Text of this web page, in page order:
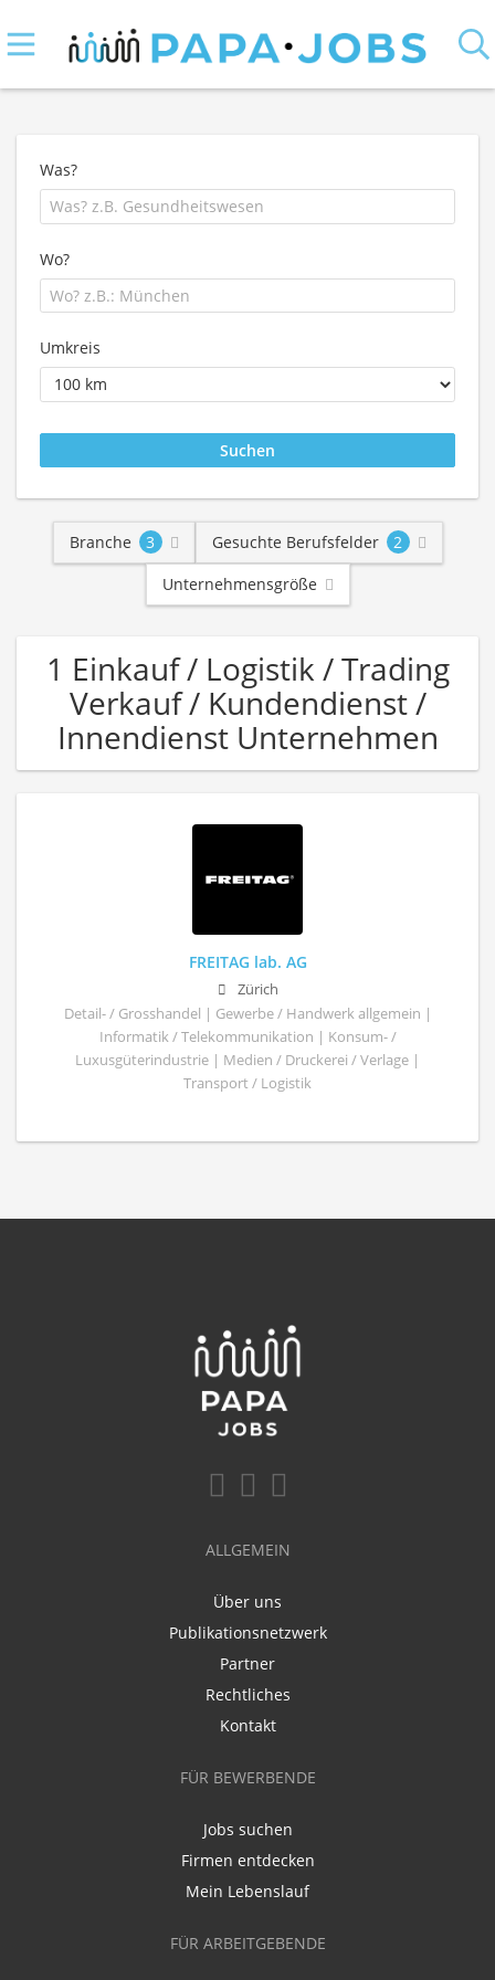
Was?
Wo?
Umkreis
Branche 3 Gesuchte Berufsfelder
2
Unternehmensgröße
1 Einkauf / Logistik / Trading
Verkauf / Kundendienst /
Innendienst Unternehmen
FREITAG lab. AG
Zürich
Detail- / Grosshandel | Gewerbe / Handwerk allgemein |
Informatik / Telekommunikation | Konsum- /
Luxusgüterindustrie | Medien / Druckerei / Verlage |
Transport / Logistik
ALLGEMEIN
Über uns
Publikationsnetzwerk
Partner
Rechtliches
Kontakt
FÜR BEWERBENDE
Jobs suchen
Firmen entdecken
Mein Lebenslauf
FÜR ARBEITGEBENDE